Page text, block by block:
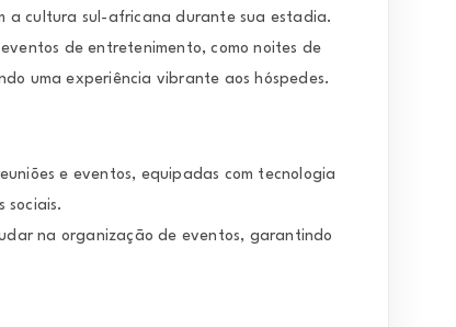
a cultura sul-africana durante sua estadia.
de entretenimento, como noites de
uma experiência vibrante aos hóspedes.
e eventos, equipadas com tecnologia
sociais.
na organização de eventos, garantindo